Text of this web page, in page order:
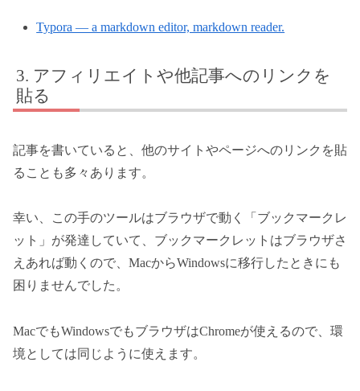
Typora — a markdown editor, markdown reader.
アフィリエイトや他記事へのリンクを
貼る
記事を書いていると、他のサイトやページへのリンクを貼
ることも多々あります。
幸い、この手のツールはブラウザで動く「ブックマークレ
ット」が発達していて、ブックマークレットはブラウザさ
えあれば動くので、MacからWindowsに移行したときにも
困りませんでした。
MacでもWindowsでもブラウザはChromeが使えるので、環
境としては同じように使えます。